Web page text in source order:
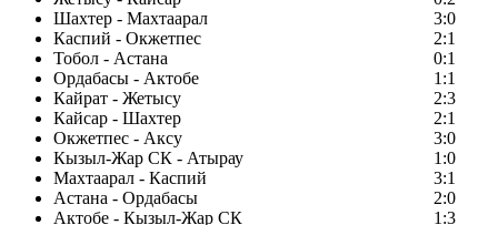
Шахтер - Махтаарал
3:0
Каспий - Окжетпес
2:1
Тобол - Астана
0:1
Ордабасы - Актобе
1:1
Кайрат - Жетысу
2:3
Кайсар - Шахтер
2:1
Окжетпес - Аксу
3:0
Кызыл-Жар СК - Атырау
1:0
Махтаарал - Каспий
3:1
Астана - Ордабасы
2:0
Актобе - Кызыл-Жар СК
1:3